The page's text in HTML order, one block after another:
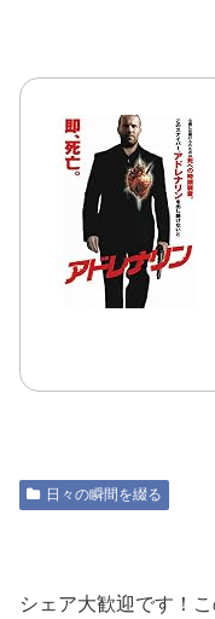
日々の瞬間を綴る
シェア大歓迎です！